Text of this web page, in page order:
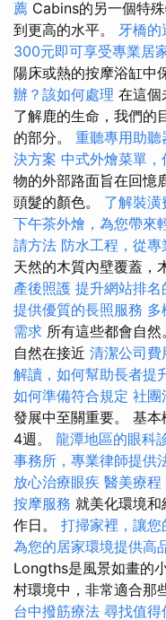
薦 Cabins的另一個特
到更高的水平。 牙橋的
300元即可享受專業居
陽床或熱的按摩浴缸中
辦？該如何處理 在這個
了解鹿的生命，我們的
的部分。 重聽專用助
決方案 中式外燴菜單
物的外部路面旨在回憶
頭髮的顏色。 了解裝
下午茶外燴，為您帶來
請方法 防水工程，從
天然的木質內壁覆蓋，
產後照護 提升網站排名
提供優質的長照服務 多
需求 所有這些都會自然
自然在接近 清潔公司費
解讀，如何幫助長者提
如何準備符合規定 社團
發展中至關重要。 基
4週。 龍潭地區的眼科
事務所，專業律師提供
放心治療眼疾 醫美療程
按摩服務 就美化環境
作日。 打掃家裡，讓
為您的居家環境提供高
Longths是風景如畫的
村環境中，非常適合那
台中撥筋療法 尋找值得